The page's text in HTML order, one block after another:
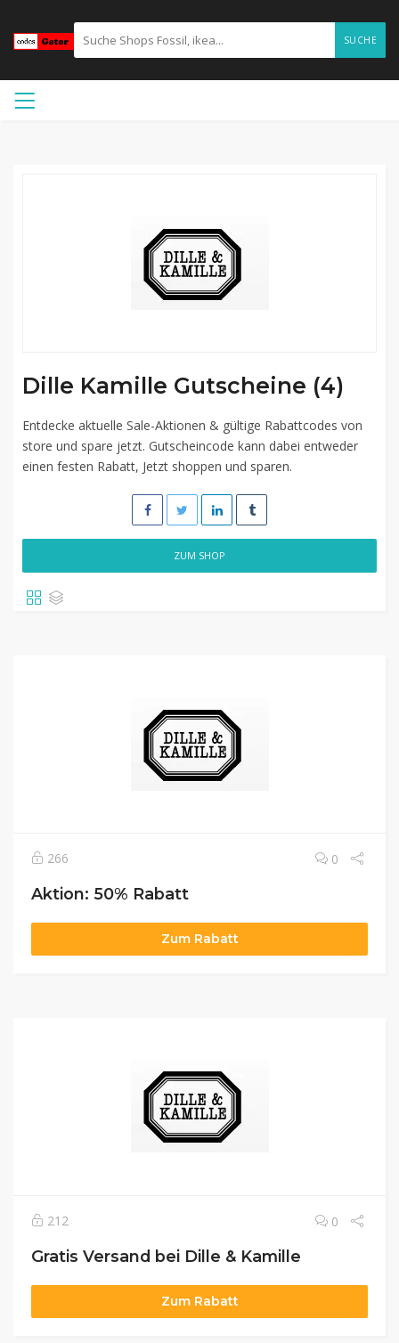
SUCHE
Dille Kamille Gutscheine (4)
Entdecke aktuelle Sale-Aktionen & gültige Rabattcodes von
store und spare jetzt. Gutscheincode kann dabei entweder
einen festen Rabatt, Jetzt shoppen und sparen.
ZUM SHOP
266 0
Aktion: 50% Rabatt
Zum Rabatt
212 0
Gratis Versand bei Dille & Kamille
Zum Rabatt